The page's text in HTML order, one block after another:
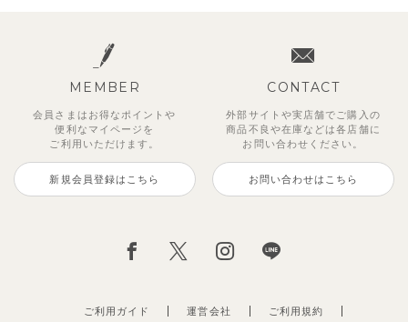
1,980
（税込）
990円 （税込）
3,960
（税込）
MEMBER
会員さまはお得なポイントや
便利な マイページを
ご利用いただけます。
新規会員登録はこちら
CONTACT
外部サイトや実店舗でご購入の
商品不良や在庫などは各店舗に
お問い合わせください。
お問い合わせはこちら
ご利用ガイド 運営会社 ご利用規約